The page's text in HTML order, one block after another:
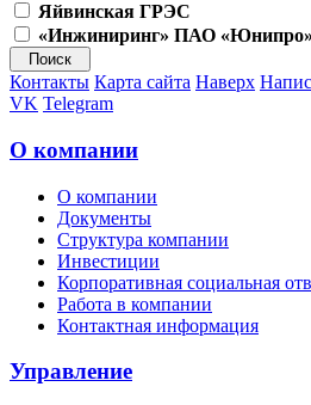
Яйвинская ГРЭС
«Инжиниринг» ПАО «Юнипро»
Контакты Карта сайта Наверх
VK Telegram
О компании
О компании
Документы
Структура компании
Инвестиции
Корпоративная социальная
Работа в компании
Контактная информация
Управление